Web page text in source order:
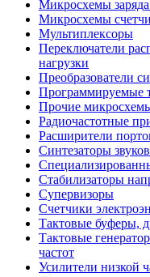
Микросхемы
Микросхемы
Мультиплексоры
Переключатели
нагрузки
Преобразователи
Программируемые
Прочие
Радиочастотные
Расширители
Синтезаторы
Стабилизаторы
Супервизоры
Счетчики
Тактовые буферы,
Тактовые
частот
Усилители низкой